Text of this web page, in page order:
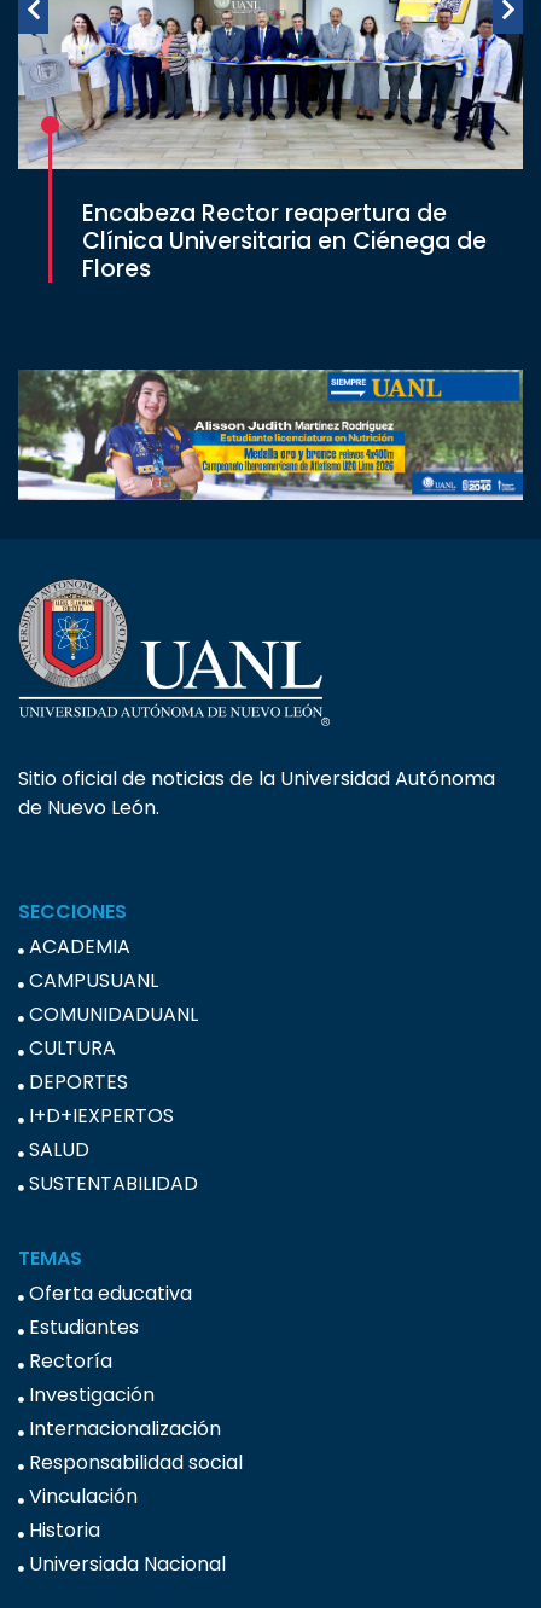
Encabeza Rector reapertura de
Clínica Universitaria en Ciénega de
Flores
Sitio oficial de noticias de la Universidad Autónoma
de Nuevo León.
SECCIONES
ACADEMIA
CAMPUSUANL
COMUNIDADUANL
CULTURA
DEPORTES
I+D+IEXPERTOS
SALUD
SUSTENTABILIDAD
TEMAS
Oferta educativa
Estudiantes
Rectoría
Investigación
Internacionalización
Responsabilidad social
Vinculación
Historia
Universiada Nacional